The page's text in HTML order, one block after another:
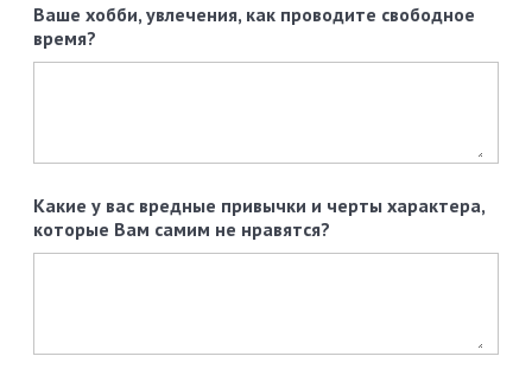
Ваше хобби, увлечения, как проводите свободное
время?
Какие у вас вредные привычки и черты характера,
которые Вам самим не нравятся?